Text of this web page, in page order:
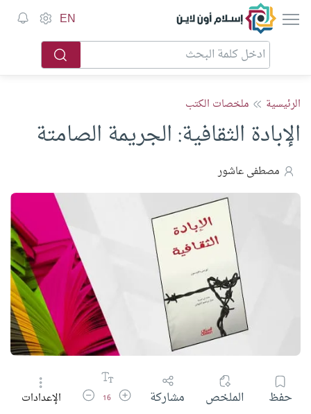
إسلام أون لاين EN
الرئيسية ملخصات الكتب
الإبادة الثقافية: الجريمة الصامتة
مصطفى عاشور
حفظ الملخص مشاركة زيادة حجم الخط
16 تقليل حجم الخط
الإعدادات